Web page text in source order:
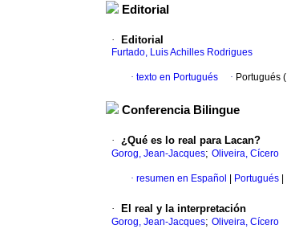
Editorial
· Editorial
Furtado, Luis Achilles Rodrigues
· texto en Portugués · Portugués (
Conferencia Bilingue
· ¿Qué es lo real para Lacan?
Gorog, Jean-Jacques; Oliveira, Cícero
· resumen en Español Portugués
· El real y la interpretación
Gorog, Jean-Jacques; Oliveira, Cícero